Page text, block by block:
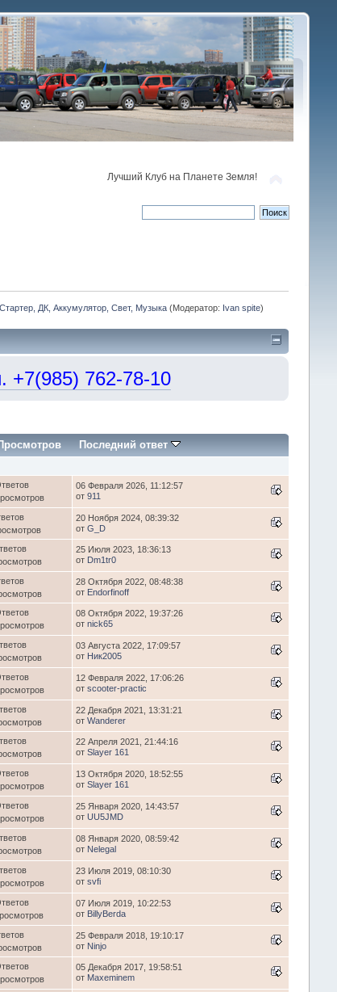
Лучший Клуб на Планете Земля!
ДК, Аккумулятор, Свет, Музыка(Модератор: Ivan spite)
762-78-10
Последний ответ
06 Февраля 2026, 11:12:57
от 911
20 Ноября 2024, 08:39:32
от G_D
25 Июля 2023, 18:36:13
от Dm1tr0
28 Октября 2022, 08:48:38
от Endorfinoff
08 Октября 2022, 19:37:26
от nick65
03 Августа 2022, 17:09:57
от Ник2005
12 Февраля 2022, 17:06:26
от scooter-practic
22 Декабря 2021, 13:31:21
от Wanderer
22 Апреля 2021, 21:44:16
от Slayer 161
13 Октября 2020, 18:52:55
от Slayer 161
25 Января 2020, 14:43:57
от UU5JMD
08 Января 2020, 08:59:42
от Nelegal
23 Июля 2019, 08:10:30
от svfi
07 Июля 2019, 10:22:53
от BillyBerda
25 Февраля 2018, 19:10:17
от Ninjo
05 Декабря 2017, 19:58:51
от Maxeminem